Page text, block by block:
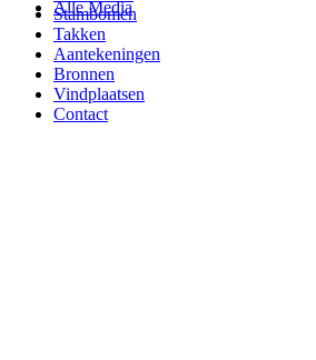
Alle Media
Stambomen
Takken
Aantekeningen
Bronnen
Vindplaatsen
Contact